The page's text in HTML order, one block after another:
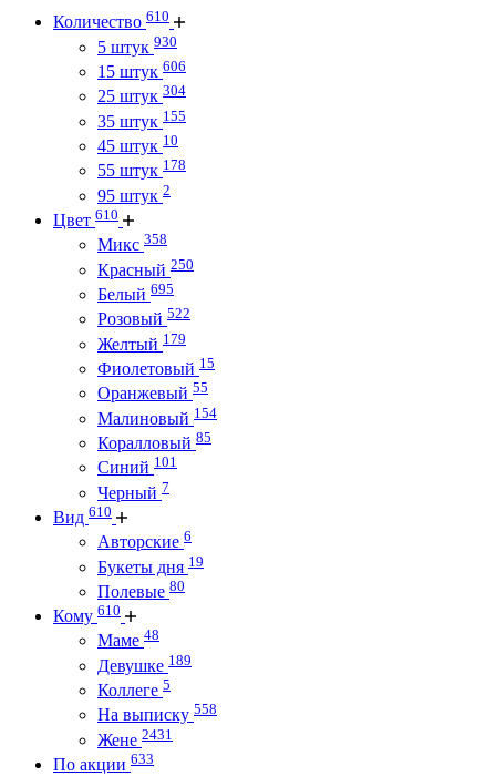
Количество 610
5 штук 930
15 штук 606
25 штук 304
35 штук 155
45 штук 10
55 штук 178
95 штук 2
Цвет 610
Микс 358
Красный 250
Белый 695
Розовый 522
Желтый 179
Фиолетовый 15
Оранжевый 55
Малиновый 154
Коралловый 85
Синий 101
Черный 7
Вид 610
Авторские 6
Букеты дня 19
Полевые 80
Кому 610
Маме 48
Девушке 189
Коллеге 5
На выписку 558
Жене 2431
По акции 633